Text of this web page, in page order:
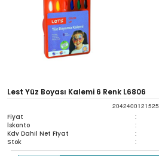
Lest Yüz Boyası Kalemi 6 Renk L6806
2042400121525
Fiyat :
İskonto :
Kdv Dahil Net Fiyat :
Stok :